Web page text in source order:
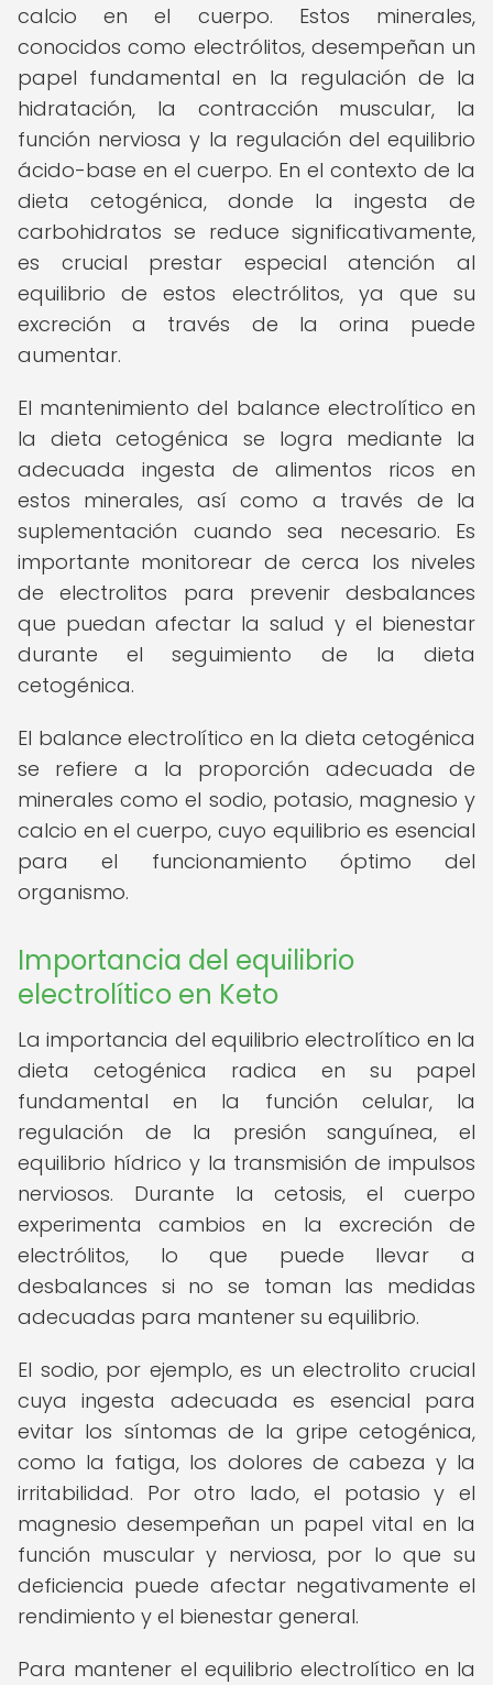
calcio en el cuerpo. Estos minerales,
conocidos como electrólitos, desempeñan un
papel fundamental en la regulación de la
hidratación, la contracción muscular, la
función nerviosa y la regulación del equilibrio
ácido-base en el cuerpo. En el contexto de la
dieta cetogénica, donde la ingesta de
carbohidratos se reduce significativamente,
es crucial prestar especial atención al
equilibrio de estos electrólitos, ya que su
excreción a través de la orina puede
aumentar.
El mantenimiento del balance electrolítico en
la dieta cetogénica se logra mediante la
adecuada ingesta de alimentos ricos en
estos minerales, así como a través de la
suplementación cuando sea necesario. Es
importante monitorear de cerca los niveles
de electrolitos para prevenir desbalances
que puedan afectar la salud y el bienestar
durante el seguimiento de la dieta
cetogénica.
El balance electrolítico en la dieta cetogénica
se refiere a la proporción adecuada de
minerales como el sodio, potasio, magnesio y
calcio en el cuerpo, cuyo equilibrio es esencial
para el funcionamiento óptimo del
organismo.
Importancia del equilibrio
electrolítico en Keto
La importancia del equilibrio electrolítico en la
dieta cetogénica radica en su papel
fundamental en la función celular, la
regulación de la presión sanguínea, el
equilibrio hídrico y la transmisión de impulsos
nerviosos. Durante la cetosis, el cuerpo
experimenta cambios en la excreción de
electrólitos, lo que puede llevar a
desbalances si no se toman las medidas
adecuadas para mantener su equilibrio.
El sodio, por ejemplo, es un electrolito crucial
cuya ingesta adecuada es esencial para
evitar los síntomas de la gripe cetogénica,
como la fatiga, los dolores de cabeza y la
irritabilidad. Por otro lado, el potasio y el
magnesio desempeñan un papel vital en la
función muscular y nerviosa, por lo que su
deficiencia puede afectar negativamente el
rendimiento y el bienestar general.
Para mantener el equilibrio electrolítico en la